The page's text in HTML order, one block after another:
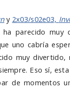
y 2x03/s02e03,
parecido muy
uno cabría
muy divertido,
Eso sí,
de momentos